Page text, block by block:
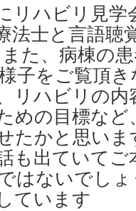
リハビリ見
法士と言語聴
た、病棟の
子をご覧頂
リハビリの
めの目標な
たかと思い
も出ていて
はないでし
ています